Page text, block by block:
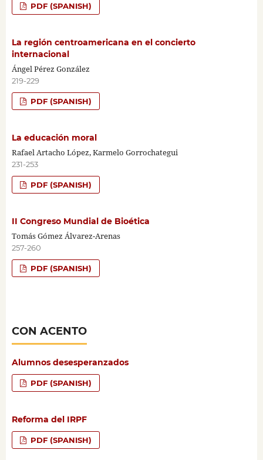
PDF (SPANISH)
La región centroamericana en el concierto
internacional
Ángel Pérez González
219-229
PDF (SPANISH)
La educación moral
Rafael Artacho López, Karmelo Gorrochategui
231-253
PDF (SPANISH)
II Congreso Mundial de Bioética
Tomás Gómez Álvarez-Arenas
257-260
PDF (SPANISH)
CON ACENTO
Alumnos desesperanzados
PDF (SPANISH)
Reforma del IRPF
PDF (SPANISH)